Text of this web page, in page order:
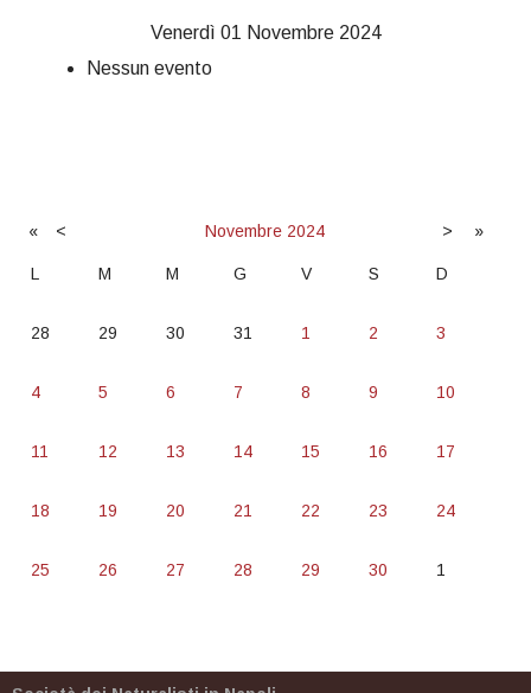
Venerdì 01 Novembre 2024
Nessun evento
« < Novembre 2024 > »
L M M G V S D
28 29 30 31 1 2 3
4 5 6 7 8 9 10
11 12 13 14 15 16 17
18 19 20 21 22 23 24
25 26 27 28 29 30 1